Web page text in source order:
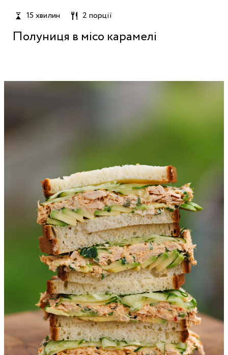
15 хвилин 2 порції
Полуниця в місо карамелі